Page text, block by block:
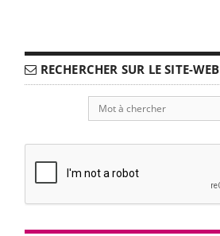
RECHERCHER SUR LE SITE-WEB